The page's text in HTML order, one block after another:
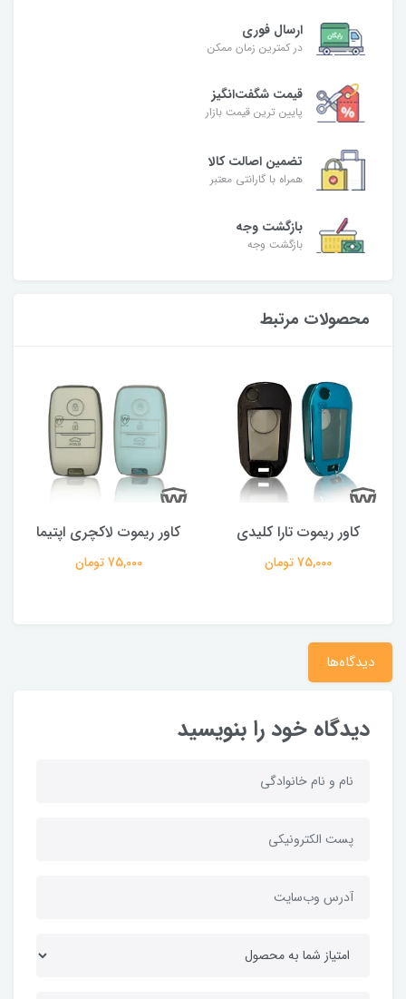
ارسال فوری
در کمترین زمان ممکن
قیمت شگفت‌انگیز
پایین ترین قیمت بازار
تضمین اصالت کالا
همراه با گارانتی معتبر
بازگشت وجه
بازگشت وجه
محصولات مرتبط
کاور ریموت تارا کلیدی
75,000 تومان
کاور ریموت لاکچری اپتیما
75,000 تومان
دیدگاه‌ها
دیدگاه خود را بنویسید